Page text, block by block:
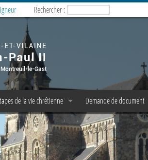
Rechercher :
de la vie chrétienne
Baptême
Réconciliation
Communion
Demande de document
Copie d’acte de baptême